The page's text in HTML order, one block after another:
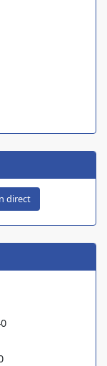
Résultats en direct